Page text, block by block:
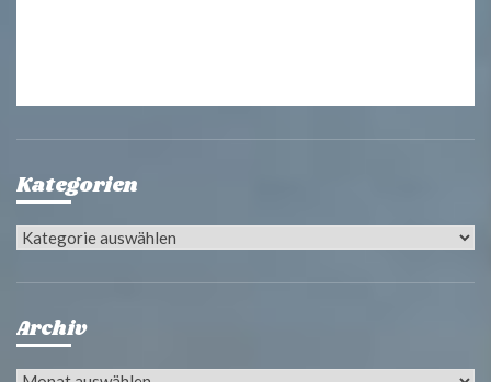
Kategorien
Kategorien
Archiv